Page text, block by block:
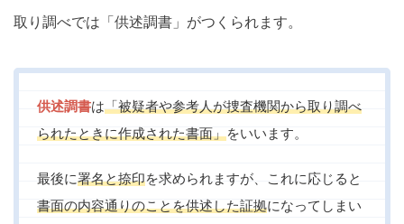
取り調べでは「供述調書」がつくられます。
供述調書は「被疑者や参考人が捜査機関から取り調べ
られたときに作成された書面」をいいます。
最後に署名と捺印を求められますが、これに応じると
書面の内容通りのことを供述した証拠になってしまい